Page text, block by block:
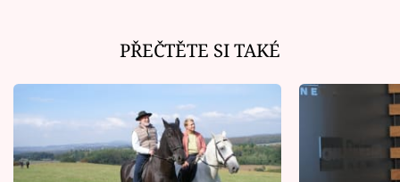
PŘEČTĚTE SI TAKÉ